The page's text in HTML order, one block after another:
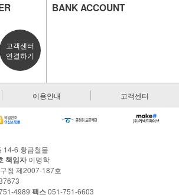
고객센터
연결하기
BANK ACCOUNT
이용안내 고객센터
14-6 황금철물
책임자이명학
청 제2007-187호
4989 팩스051-751-6603